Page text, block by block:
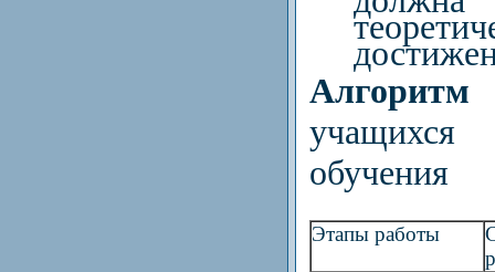
Алгоритм
учащихся
обучения
Этапы работы